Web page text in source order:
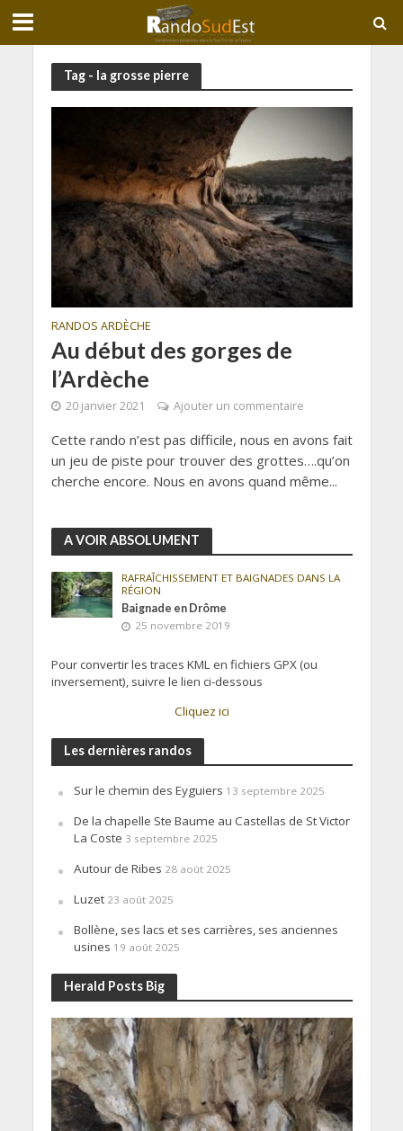
Tag - la grosse pierre
RANDOS ARDÈCHE
Au début des gorges de
l’Ardèche
20 janvier 2021 Ajouter un commentaire
Cette rando n’est pas difficile, nous en avons fait
un jeu de piste pour trouver des grottes….qu’on
cherche encore. Nous en avons quand même...
A VOIR ABSOLUMENT
RAFRAÎCHISSEMENT ET BAIGNADES DANS LA
RÉGION
Baignade en Drôme
25 novembre 2019
Pour convertir les traces KML en fichiers GPX (ou
inversement), suivre le lien ci-dessous
Cliquez ici
Les dernières randos
Sur le chemin des Eyguiers 13 septembre 2025
De la chapelle Ste Baume au Castellas de St Victor
La Coste 3 septembre 2025
Autour de Ribes 28 août 2025
Luzet 23 août 2025
Bollène, ses lacs et ses carrières, ses anciennes
usines 19 août 2025
Herald Posts Big